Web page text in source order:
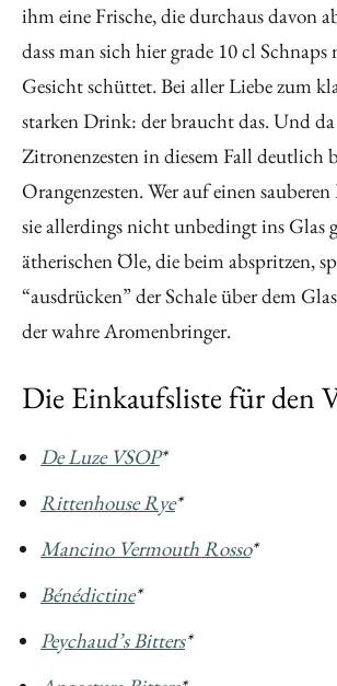
ihm eine Frische, die durchaus davon
dass man sich hier grade 10 cl
Gesicht schüttet. Bei aller Liebe zum
starken Drink: der braucht das. Und
Zitronenzesten in diesem Fall deutlich
Orangenzesten. Wer auf einen
sie allerdings nicht unbedingt ins Glas
ätherischen Öle, die beim abspritzen,
“ausdrücken” der Schale über dem
der wahre Aromenbringer.
Die Einkaufsliste für den
De Luze VSOP*
Rittenhouse Rye*
Mancino Vermouth Rosso*
Bénédictine*
Peychaud’s Bitters*